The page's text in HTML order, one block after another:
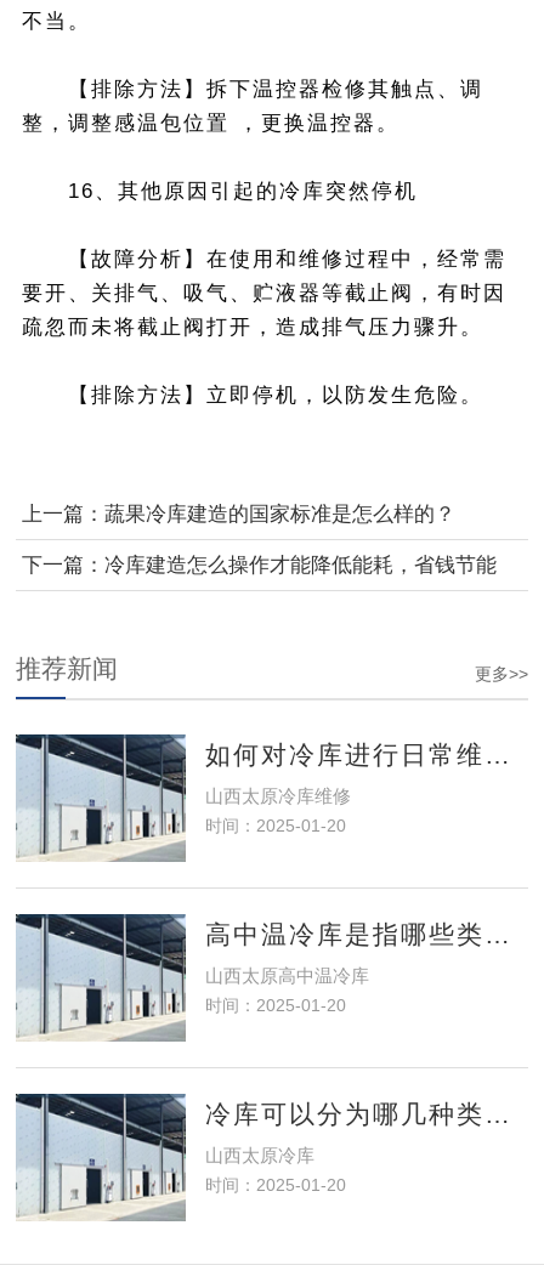
不当。
【排除方法】拆下温控器检修其触点、调
整，调整感温包位置 ，更换温控器。
16、其他原因引起的冷库突然停机
【故障分析】在使用和维修过程中，经常需
要开、关排气、吸气、贮液器等截止阀，有时因
疏忽而未将截止阀打开，造成排气压力骤升。
【排除方法】立即停机，以防发生危险。
上一篇： 蔬果冷库建造的国家标准是怎么样的？
下一篇： 冷库建造怎么操作才能降低能耗，省钱节能
更多>>
推荐新闻
山西太原冷库维修
时间：2025-01-20
山西太原高中温冷库
时间：2025-01-20
山西太原冷库
时间：2025-01-20